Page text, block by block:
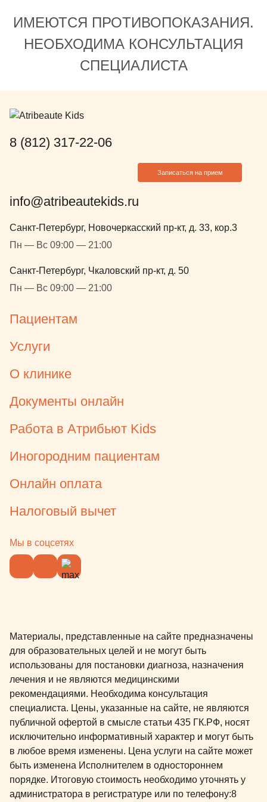
приема - это психологическая
работа. Ребенок научился ей
доверять. И соглашается на
манипуляции. А она нас знает.
так я бы
вот такие
воды.
подход к
ИМЕЮТСЯ ПРОТИВОПОКАЗАНИЯ.
НЕОБХОДИМА КОНСУЛЬТАЦИЯ
СПЕЦИАЛИСТА
8 (812) 317-22-06
Записаться на прием
info@atribeautekids.ru
Санкт-Петербург, Новочеркасский пр-кт, д. 33, кор.3
Пн — Вс 09:00 — 21:00
Санкт-Петербург, Чкаловский пр-кт, д. 50
Пн — Вс 09:00 — 21:00
Пациентам
Услуги
О клинике
Документы онлайн
Работа в Атрибьют Kids
Иногородним пациентам
Онлайн оплата
Налоговый вычет
Мы в соцсетях
Материалы, представленные на сайте предназначены
для образовательных целей и не могут быть
использованы для постановки диагноза, назначения
лечения и не являются медицинскими
рекомендациями. Необходима консультация
специалиста. Цены, указанные на сайте, не являются
публичной офертой в смысле статьи 435 ГК.РФ, носят
исключительно информативный характер и могут быть
в любое время изменены. Цена услуги на сайте может
быть изменена Исполнителем в одностороннем
порядке. Итоговую стоимость необходимо уточнять у
администратора в регистратуре или по телефону:8